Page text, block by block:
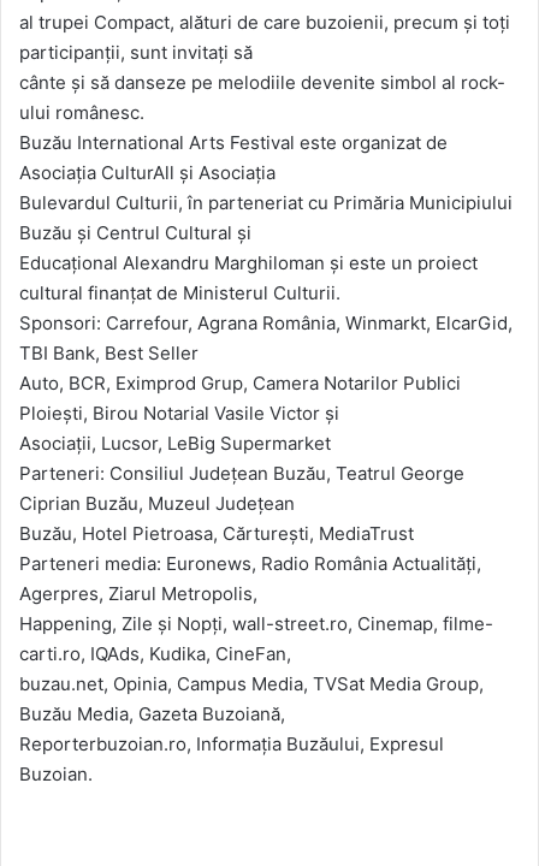
al trupei Compact, alături de care buzoienii, precum și toți
participanții, sunt invitați să
cânte și să danseze pe melodiile devenite simbol al rock-
ului românesc.
Buzău International Arts Festival este organizat de
Asociația CulturAll și Asociația
Bulevardul Culturii, în parteneriat cu Primăria Municipiului
Buzău și Centrul Cultural și
Educațional Alexandru Marghiloman și este un proiect
cultural finanțat de Ministerul Culturii.
Sponsori: Carrefour, Agrana România, Winmarkt, ElcarGid,
TBI Bank, Best Seller
Auto, BCR, Eximprod Grup, Camera Notarilor Publici
Ploiești, Birou Notarial Vasile Victor și
Asociații, Lucsor, LeBig Supermarket
Parteneri: Consiliul Județean Buzău, Teatrul George
Ciprian Buzău, Muzeul Județean
Buzău, Hotel Pietroasa, Cărturești, MediaTrust
Parteneri media: Euronews, Radio România Actualități,
Agerpres, Ziarul Metropolis,
Happening, Zile și Nopți, wall-street.ro, Cinemap, filme-
carti.ro, IQAds, Kudika, CineFan,
buzau.net, Opinia, Campus Media, TVSat Media Group,
Buzău Media, Gazeta Buzoiană,
Reporterbuzoian.ro, Informația Buzăului, Expresul
Buzoian.